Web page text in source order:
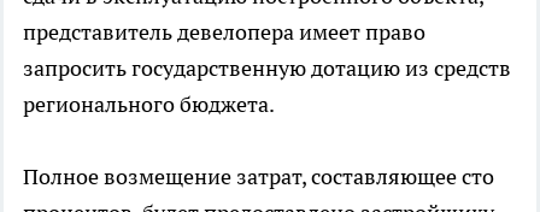
представитель девелопера имеет право
запросить государственную дотацию из средств
регионального бюджета.
Полное возмещение затрат, составляющее сто